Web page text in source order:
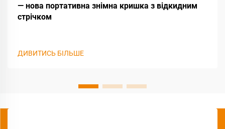
— нова портативна знімна кришка з відкидним
стрічком
ДИВИТИСЬ БІЛЬШЕ